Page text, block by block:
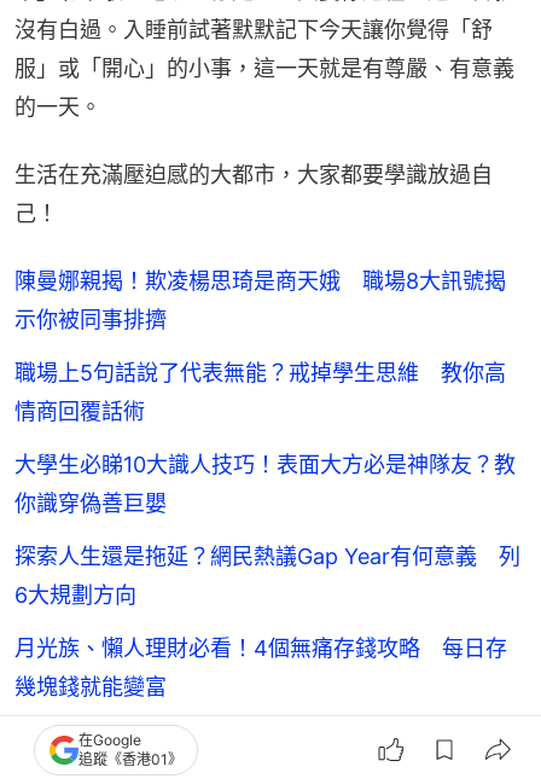
沒有白過。入睡前試著默默記下今天讓你覺得「舒
服」或「開心」的小事，這一天就是有尊嚴、有意義
的一天。
生活在充滿壓迫感的大都市，大家都要學識放過自
己！
陳曼娜親揭！欺凌楊思琦是商天娥 職場8大訊號揭
示你被同事排擠
職場上5句話說了代表無能？戒掉學生思維 教你高
情商回覆話術
大學生必睇10大識人技巧！表面大方必是神隊友？教
你識穿偽善巨嬰
探索人生還是拖延？網民熱議Gap Year有何意義 列
6大規劃方向
月光族、懶人理財必看！4個無痛存錢攻略 每日存
幾塊錢就能變富
在Google
追蹤《香港01》